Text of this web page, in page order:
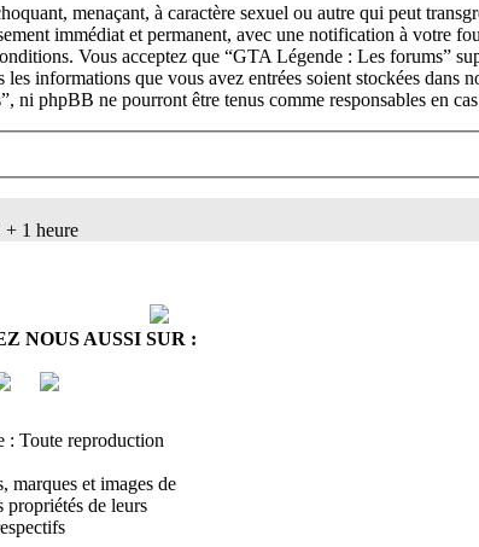
menaçant, à caractère sexuel ou autre qui peut
immédiat et permanent, avec une notification à votre
Vous acceptez que “GTA Légende : Les forums”
informations que vous avez entrées soient stockées dans
phpBB ne pourront être tenus comme responsables en
+ 1 heure
NOUS AUSSI SUR :
: Toute reproduction
marques et images de
propriétés de leurs